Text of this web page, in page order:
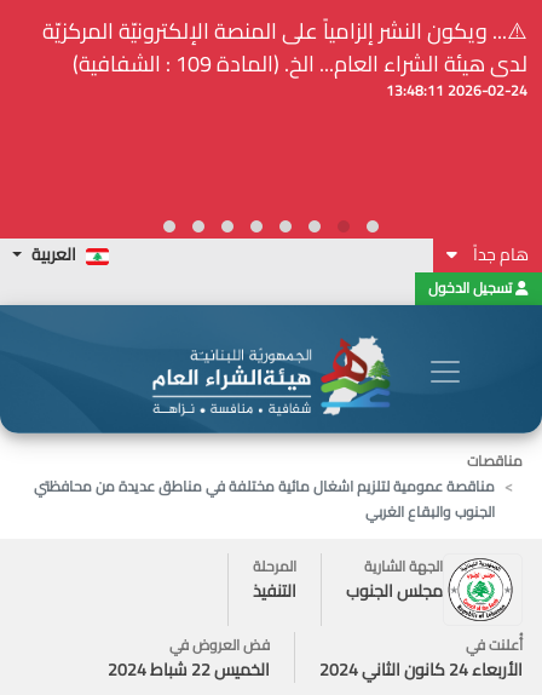
⚠️... ويكون النشر إلزامياً على المنصة الإلكترونيّة المركزيّة
لدى هيئة الشراء العام... الخ. (المادة 109 : الشفافية)
2026-02-24 13:48:11
هام جداً العربية
تسجيل الدخول
مناقصات
مناقصة عمومية لتلزيم اشغال مائية مختلفة في مناطق عديدة من محافظتي
الجنوب والبقاع الغربي
الجهة الشارية
مجلس الجنوب
المرحلة
التنفيذ
أُعلنت في
الأربعاء 24 كانون الثاني 2024
فض العروض في
الخميس 22 شباط 2024